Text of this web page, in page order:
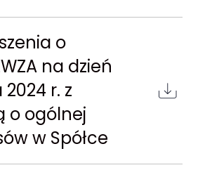
o
na dzień
r. z
o ogólnej
w Spółce